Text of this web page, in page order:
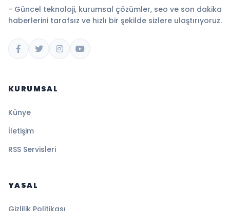
- Güncel teknoloji, kurumsal çözümler, seo ve son dakika
haberlerini tarafsız ve hızlı bir şekilde sizlere ulaştırıyoruz.
KURUMSAL
Künye
İletişim
RSS Servisleri
YASAL
Gizlilik Politikası